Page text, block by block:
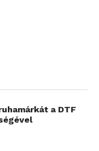
a DTF